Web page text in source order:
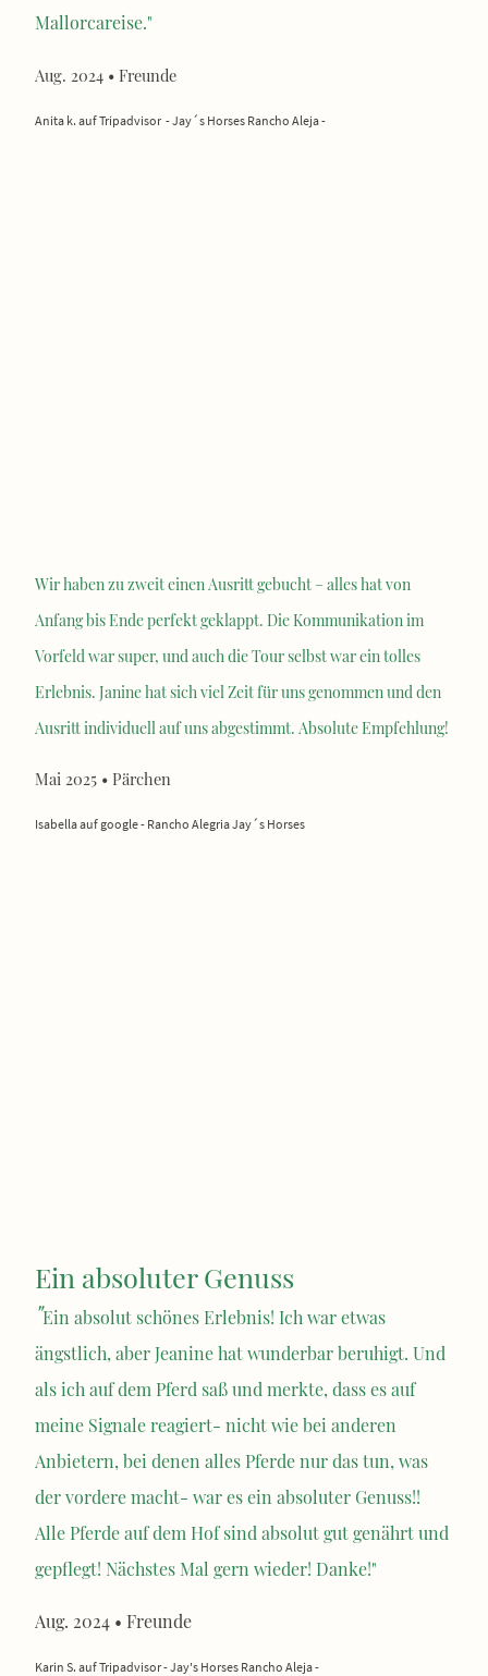
Mallorcareise."
Aug. 2024 • Freunde
Anita k. auf Tripadvisor - Jay´s Horses Rancho Aleja -
Wir haben zu zweit einen Ausritt gebucht – alles hat von
Anfang bis Ende perfekt geklappt. Die Kommunikation im
Vorfeld war super, und auch die Tour selbst war ein tolles
Erlebnis. Janine hat sich viel Zeit für uns genommen und den
Ausritt individuell auf uns abgestimmt. Absolute Empfehlung!
Mai 2025 • Pärchen
Isabella auf google - Rancho Alegria Jay´s Horses
Ein absoluter Genuss
"Ein absolut schönes Erlebnis! Ich war etwas
ängstlich, aber Jeanine hat wunderbar beruhigt. Und
als ich auf dem Pferd saß und merkte, dass es auf
meine Signale reagiert- nicht wie bei anderen
Anbietern, bei denen alles Pferde nur das tun, was
der vordere macht- war es ein absoluter Genuss!!
Alle Pferde auf dem Hof sind absolut gut genährt und
gepflegt! Nächstes Mal gern wieder! Danke!"
Aug. 2024 • Freunde
Karin S. auf Tripadvisor - Jay's Horses Rancho Aleja -